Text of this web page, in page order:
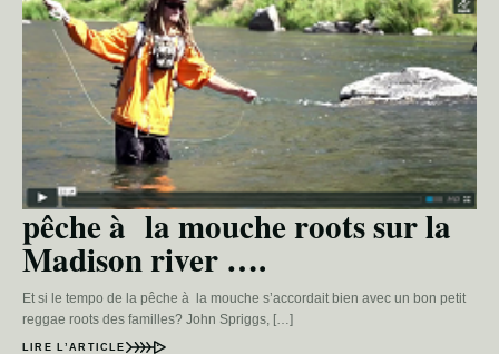
pêche à la mouche roots sur la
Madison river ….
Et si le tempo de la pêche à la mouche s’accordait bien avec un bon petit
reggae roots des familles? John Spriggs, […]
LIRE L’ARTICLE